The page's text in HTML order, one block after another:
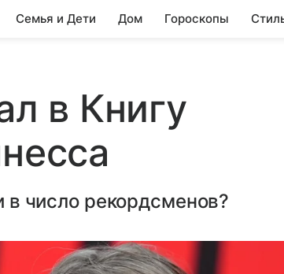
Семья и Дети Дом Гороскопы
в Книгу
в число рекордсменов?